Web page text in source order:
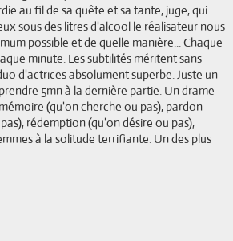
au fil de sa quête et sa tante, juge, qui
sous des litres d'alcool le réalisateur nous
possible et de quelle manière... Chaque
minute. Les subtilités méritent sans
d'actrices absolument superbe. Juste un
5mn à la dernière partie. Un drame
(qu'on cherche ou pas), pardon
rédemption (qu'on désire ou pas),
à la solitude terrifiante. Un des plus